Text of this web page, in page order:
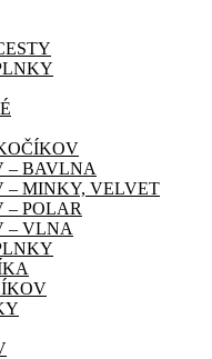
– BAVLNA
– MINKY, VELVET
– POLAR
– VLNA